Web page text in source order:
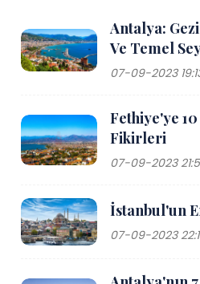
Antalya:
Ve Temel
07-09-2023
Fethiye'ye
Fikirleri
07-09-2023
İstanbul'un
07-09-2023